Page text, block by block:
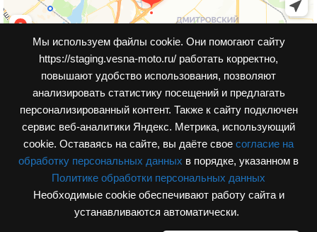
Мы используем файлы cookie. Они помогают сайту
https://staging.vesna-moto.ru/ работать корректно,
повышают удобство использования, позволяют
анализировать статистику посещений и предлагать
персонализированный контент. Также к cайту подключен
сервис веб-аналитики Яндекс. Метрика, использующий
cookie. Оставаясь на сайте, вы даёте свое согласие на
обработку персональных данных в порядке, указанном в
Политике обработки персональных данных
Необходимые cookie обеспечивают работу сайта и
устанавливаются автоматически.